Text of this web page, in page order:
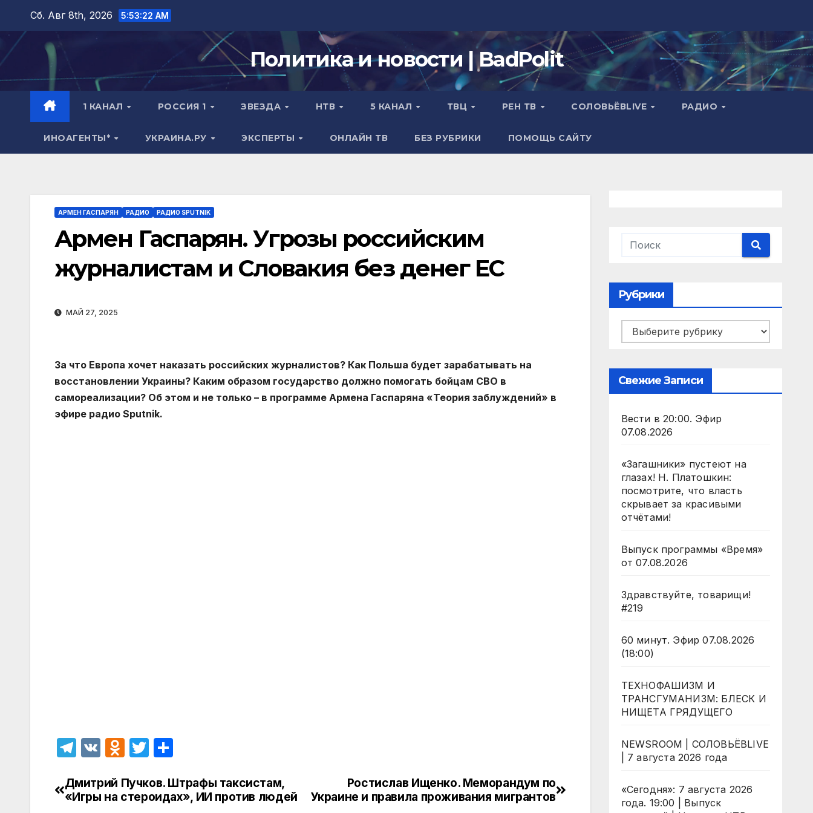
Перейти
содержимому
Сб. Авг 8th, 2026 5:53:23 AM
Политика и новости | BadPolit
1 КАНАЛ РОССИЯ 1 ЗВЕЗДА НТВ 5 КАНАЛ ТВЦ РЕН ТВ СОЛОВЬЁВLIVE РАДИО
ИНОАГЕНТЫ* УКРАИНА.РУ ЭКСПЕРТЫ ОНЛАЙН ТВ БЕЗ РУБРИКИ ПОМОЩЬ САЙТУ
АРМЕН ГАСПАРЯН РАДИО РАДИО SPUTNIK
Армен Гаспарян. Угрозы российским
журналистам и Словакия без денег ЕС
МАЙ 27, 2025
За что Европа хочет наказать российских журналистов? Как Польша будет зарабатывать на
восстановлении Украины? Каким образом государство должно помогать бойцам СВО в
самореализации? Об этом и не только – в программе Армена Гаспаряна «Теория заблуждений» в
эфире радио Sputnik.
T
e
gr
V
O
n
o
T
itt
er
п
р
Навигация
Ростислав Ищенко. Меморандум по
Украине и правила проживания мигрантов
Дмитрий Пучков. Штрафы таксистам,
«Игры на стероидах», ИИ против людей
Рубрики
Рубрики
Свежие Записи
Вести в 20:00. Эфир
07.08.2026
«Загашники» пустеют на
глазах! Н. Платошкин:
посмотрите, что власть
скрывает за красивыми
отчётами!
Выпуск программы «Время»
от 07.08.2026
Здравствуйте, товарищи!
#219
60 минут. Эфир 07.08.2026
(18:00)
ТЕХНОФАШИЗМ И
ТРАНСГУМАНИЗМ: БЛЕСК И
НИЩЕТА ГРЯДУЩЕГО
NEWSROOM | СОЛОВЬЁВLIVE
| 7 августа 2026 года
«Сегодня»: 7 августа 2026
года. 19:00 | Выпуск